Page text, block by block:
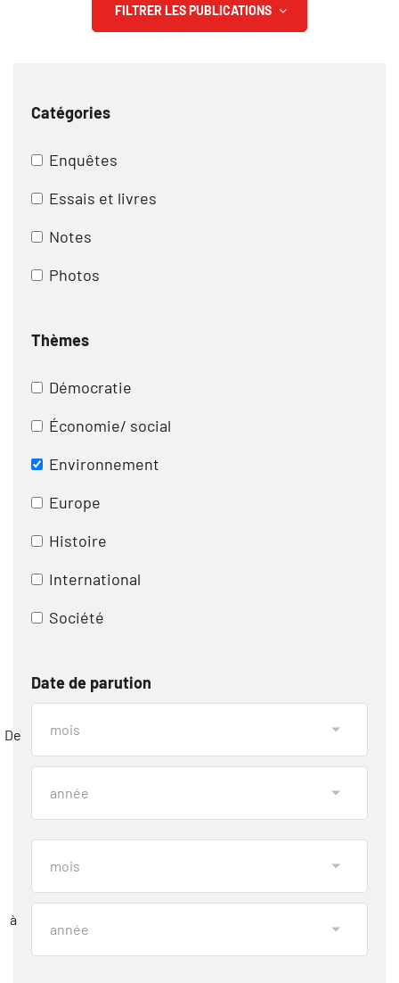
FILTRER LES PUBLICATIONS
Catégories
Enquêtes
Essais et livres
Notes
Photos
Thèmes
Démocratie
Économie/ social
Environnement
Europe
Histoire
International
Société
Date de parution
De
à